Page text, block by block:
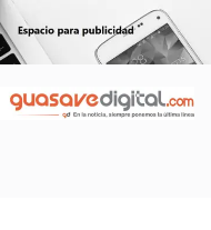
al
contenido